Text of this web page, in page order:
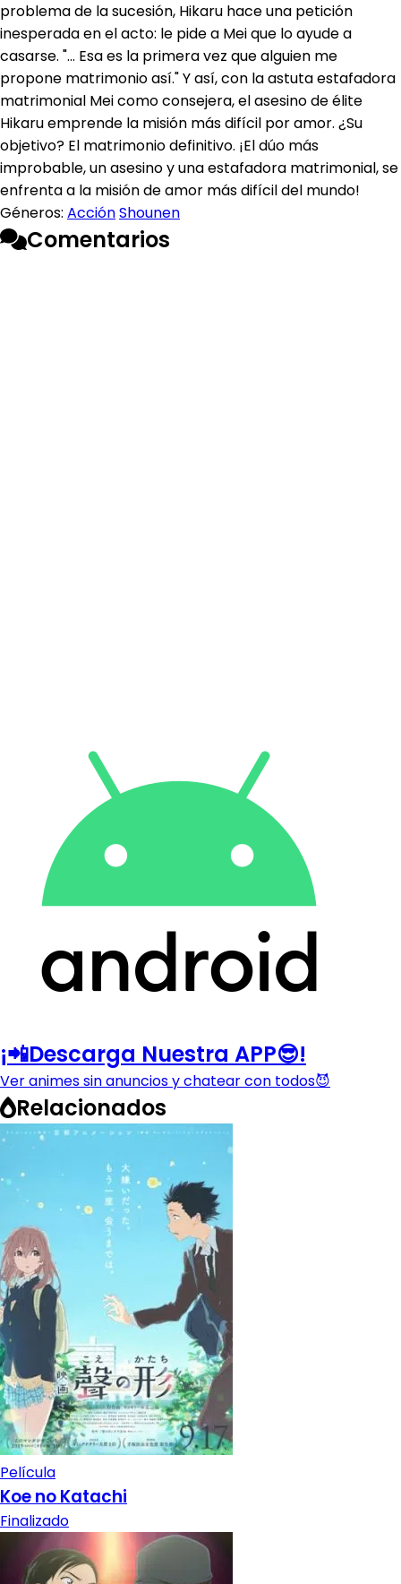
problema de la sucesión, Hikaru hace una petición
inesperada en el acto: le pide a Mei que lo ayude a
casarse. "... Esa es la primera vez que alguien me
propone matrimonio así." Y así, con la astuta estafadora
matrimonial Mei como consejera, el asesino de élite
Hikaru emprende la misión más difícil por amor. ¿Su
objetivo? El matrimonio definitivo. ¡El dúo más
improbable, un asesino y una estafadora matrimonial, se
enfrenta a la misión de amor más difícil del mundo!
Géneros: AcciónShounen
Comentarios
¡📲Descarga Nuestra APP😎!
Ver animes sin anuncios y chatear con todos😈
Relacionados
Película
Koe no Katachi
Finalizado